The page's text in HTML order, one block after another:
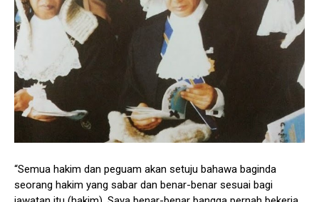
“Semua hakim dan peguam akan setuju bahawa baginda
seorang hakim yang sabar dan benar-benar sesuai bagi